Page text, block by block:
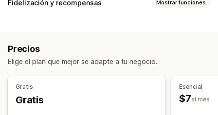
Beneficios por niveles
Seguimiento de logros
Informes y estadísticas
Fidelización y recompensas Mostrar funciones
Programas de afiliados
Programas personalizados
Productos gratis
Precios
Elige el plan que mejor se adapte a tu negocio.
Gratis
Gratis
Esencial
$7al mes